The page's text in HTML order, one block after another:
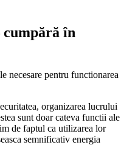
cumpără în
necesare pentru functionarea
organizarea lucrului
sunt doar cateva functii ale
de faptul ca utilizarea lor
semnificativ energia